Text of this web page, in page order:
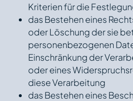
Kriterien für die
das Bestehen eines
oder Löschung der sie
personenbezogenen
Einschränkung der
oder eines
diese Verarbeitung
das Bestehen eines